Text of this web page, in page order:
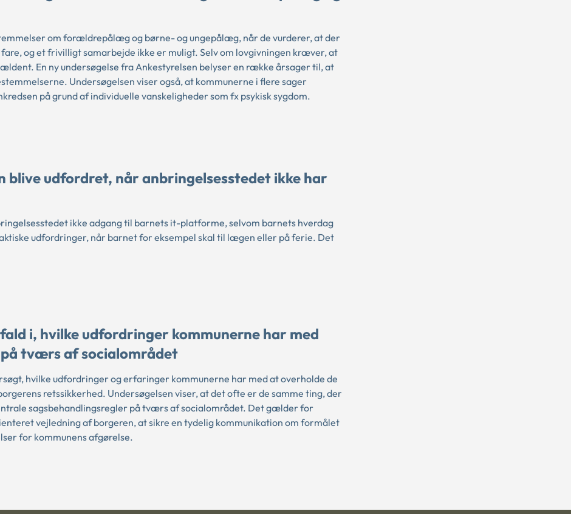
om forældrepålæg og børne- og ungepålæg, når de vurderer, at der
og et frivilligt samarbejde ikke er muligt. Selv om lovgivningen kræver, at
En ny undersøgelse fra Ankestyrelsen belyser en række årsager til, at
Undersøgelsen viser også, at kommunerne i flere sager
på grund af individuelle vanskeligheder som fx psykisk sygdom.
blive udfordret, når anbringelsesstedet ikke har
ikke adgang til barnets it-platforme, selvom barnets hverdag
udfordringer, når barnet for eksempel skal til lægen eller på ferie. Det
i, hvilke udfordringer kommunerne har med
tværs af socialområdet
hvilke udfordringer og erfaringer kommunerne har med at overholde de
retssikkerhed. Undersøgelsen viser, at det ofte er de samme ting, der
sagsbehandlingsregler på tværs af socialområdet. Det gælder for
vejledning af borgeren, at sikre en tydelig kommunikation om formålet
for kommunens afgørelse.